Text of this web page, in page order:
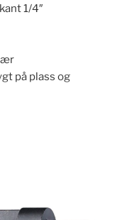
1/4″
på plass og